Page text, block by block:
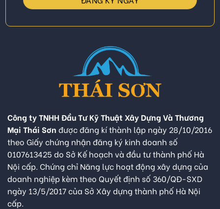
Công ty TNHH Đầu Tư Kỹ Thuật Xây Dựng Và Thương
Mại Thái Sơn được đăng kí thành lập ngày 28/10/2016
theo Giấy chứng nhận đăng ký kinh doanh số
0107613425 do Sở Kế hoạch và đầu tư thành phố Hà
Nội cấp. Chứng chỉ Năng lực hoạt động xây dựng của
doanh nghiệp kèm theo Quyết định số 360/QĐ-SXD
ngày 13/5/2017 của Sở Xây dựng thành phố Hà Nội
cấp.